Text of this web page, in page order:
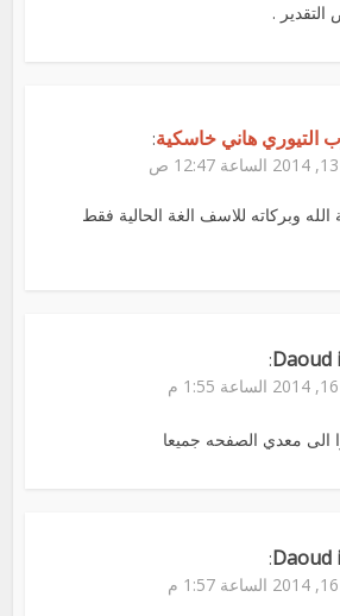
التقدير .
التيوري هاني خاسكية:
وبركاته للاسف الغة الحالية فقط
Daoud
:
الى معدي الصفحه جميعا
Daoud
: